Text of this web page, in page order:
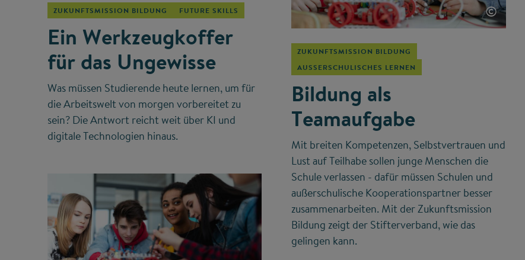
ZUKUNFTSMISSION BILDUNG FUTURE SKILLS
Ein Werkzeugkoffer
für das Ungewisse
Was müssen Studierende heute lernen, um für
die Arbeitswelt von morgen vorbereitet zu
sein? Die Antwort reicht weit über KI und
digitale Technologien hinaus.
©
ZUKUNFTSMISSION BILDUNG
AUSSERSCHULISCHES LERNEN
Bildung als
Teamaufgabe
Mit breiten Kompetenzen, Selbstvertrauen und
Lust auf Teilhabe sollen junge Menschen die
Schule verlassen - dafür müssen Schulen und
außerschulische Kooperationspartner besser
zusammenarbeiten. Mit der Zukunftsmission
Bildung zeigt der Stifterverband, wie das
gelingen kann.